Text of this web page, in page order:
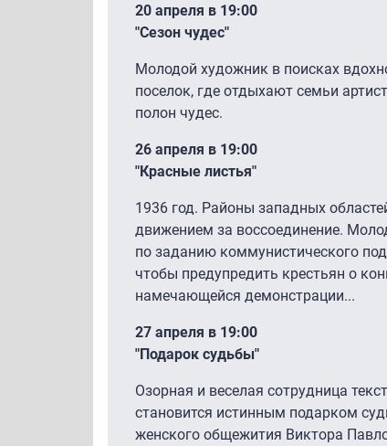
20 апреля в 19:00
"Сезон чудес"
Молодой художник в поисках
поселок, где отдыхают семьи
полон чудес.
26 апреля в 19:00
"Красные листья"
1936 год. Районы западных
движением за воссоединение.
по заданию коммунистического
чтобы предупредить крестьян о
намечающейся демонстрации...
27 апреля в 19:00
"Подарок судьбы"
Озорная и веселая сотрудница
становится истинным подарком
женского общежития Виктора